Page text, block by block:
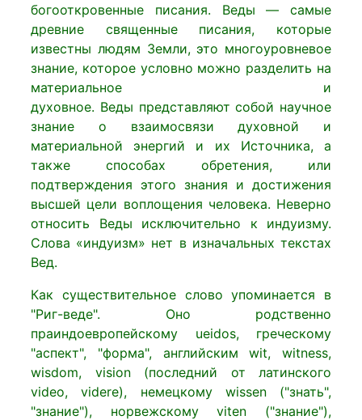
богооткровенные писания. Веды — самые
древние священные писания, которые
известны людям Земли, это многоуровневое
знание, которое условно можно разделить на
материальное и
духовное. Веды представляют собой научное
знание о взаимосвязи духовной и
материальной энергий и их Источника, а
также способах обретения, или
подтверждения этого знания и достижения
высшей цели воплощения человека. Неверно
относить Веды исключительно к индуизму.
Слова «индуизм» нет в изначальных текстах
Вед.
Как существительное слово упоминается в
"Риг-веде". Оно родственно
праиндоевропейскому ueidos, греческому
"аспект", "форма", английским wit, witness,
wisdom, vision (последний от латинского
video, videre), немецкому wissen ("знать",
"знание"), норвежскому viten ("знание"),